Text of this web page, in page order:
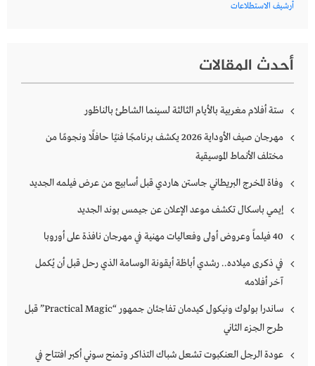
أرشيف الاستطلاعات
أحدث المقالات
ستة أفلام مغربية بالأيام الثالثة لسينما الشاطئ بالناظور
مهرجان صيف الأوداية 2026 يكشف برنامجًا فنيًا حافلًا ونجومًا من
مختلف الأنماط الموسيقية
وفاة المخرج البريطاني جاستن هاردي قبل أسابيع من عرض فيلمه الجديد
إيمي باسكال تكشف موعد الإعلان عن جيمس بوند الجديد
40 فيلماً وعروض أولى وفعاليات مهنية في مهرجان نافذة على أوروبا
في ذكرى ميلاده.. رشدي أباظة أيقونة الوسامة الذي رحل قبل أن يُكمل
آخر أفلامه
ساندرا بولوك ونيكول كيدمان تفاجئان جمهور “Practical Magic” قبل
طرح الجزء الثاني
عودة الرجل العنكبوت تشعل شباك التذاكر وتمنح سوني أكبر افتتاح في